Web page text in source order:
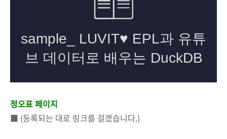
정오표 페이지
■ (등록되는 대로 링크를 걸겠습니다.)